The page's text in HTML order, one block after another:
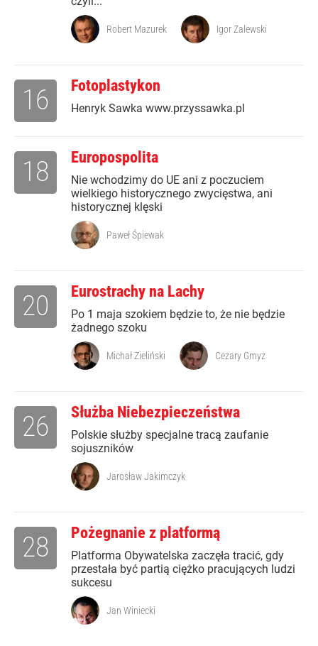
Robert Mazurek Igor Zalewski
Fotoplastykon
Henryk Sawka www.przyssawka.pl
16
Europospolita
Nie wchodzimy do UE ani z poczuciem
wielkiego historycznego zwycięstwa, ani
historycznej klęski
18
Paweł Śpiewak
Eurostrachy na Lachy
Po 1 maja szokiem będzie to, że nie będzie
żadnego szoku
20
Michał Zieliński Cezary Gmyz
Służba Niebezpieczeństwa
Polskie służby specjalne tracą zaufanie
sojuszników
26
Jarosław Jakimczyk
Pożegnanie z platformą
Platforma Obywatelska zaczęła tracić, gdy
przestała być partią ciężko pracujących ludzi
sukcesu
28
Jan Winiecki